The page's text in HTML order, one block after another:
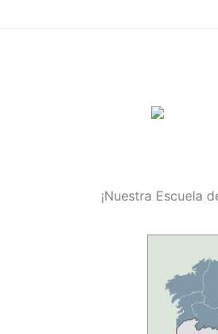
¡Nuestra Escuela